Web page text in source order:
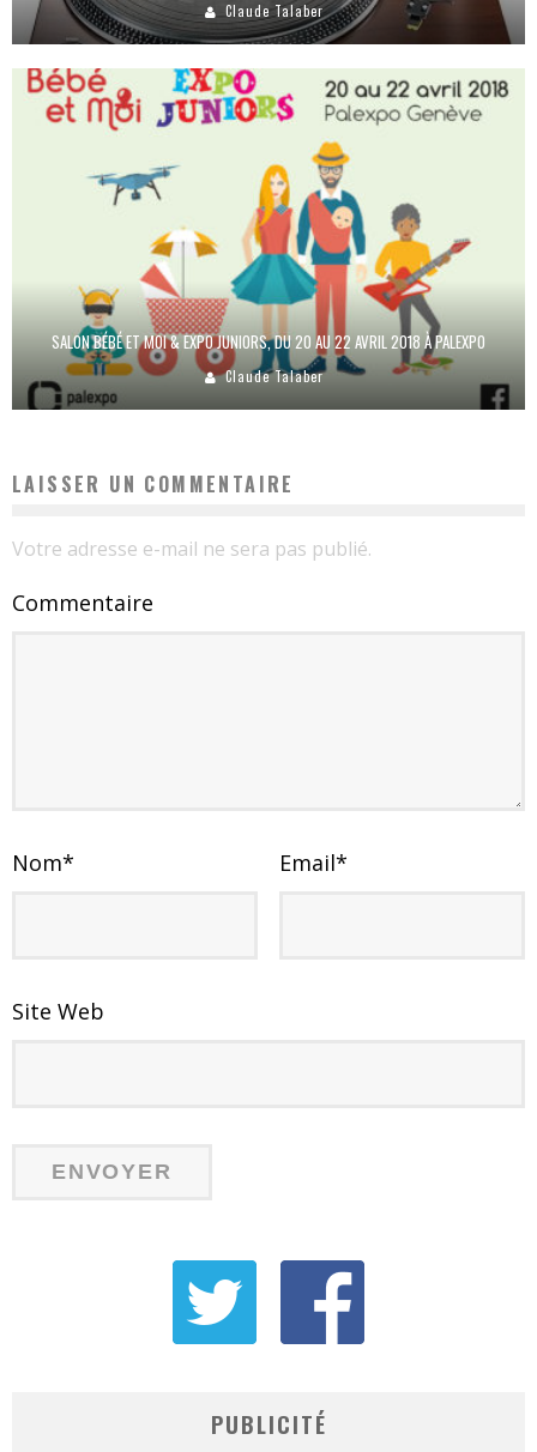
Claude Talaber
SALON BÉBÉ ET MOI & EXPO JUNIORS, DU 20 AU 22 AVRIL 2018 À PALEXPO
Claude Talaber
LAISSER UN COMMENTAIRE
Votre adresse e-mail ne sera pas publié.
Commentaire
Nom* Email*
Site Web
PUBLICITÉ